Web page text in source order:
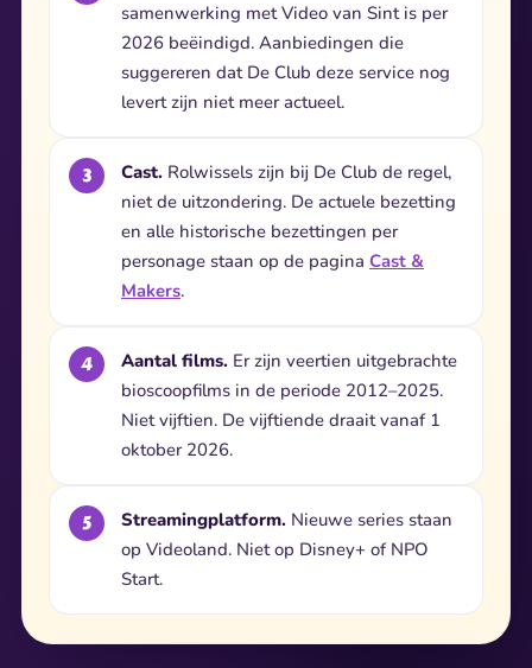
samenwerking met Video van Sint is per
2026 beëindigd. Aanbiedingen die
suggereren dat De Club deze service nog
levert zijn niet meer actueel.
Cast. Rolwissels zijn bij De Club de regel,
niet de uitzondering. De actuele bezetting
en alle historische bezettingen per
personage staan op de pagina Cast &
Makers.
Aantal films. Er zijn veertien uitgebrachte
bioscoopfilms in de periode 2012–2025.
Niet vijftien. De vijftiende draait vanaf 1
oktober 2026.
Streamingplatform. Nieuwe series staan
op Videoland. Niet op Disney+ of NPO
Start.